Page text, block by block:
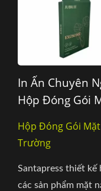
In Ấn Chuyên
Hộp Đóng Gói
Hộp Đóng Gói
Trường
Santapress thiết kế
các sản phẩm mặt